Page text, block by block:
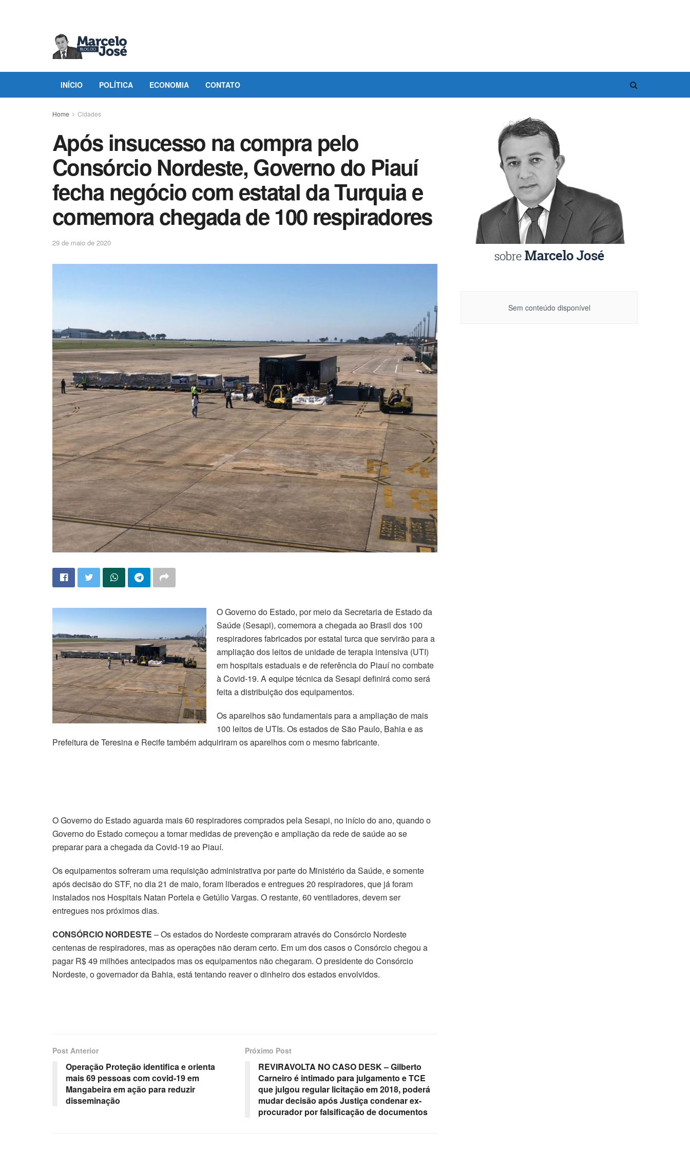
INÍCIO POLÍTICA ECONOMIA CONTATO
Home Cidades
Após insucesso na compra pelo
Consórcio Nordeste, Governo do Piauí
fecha negócio com estatal da Turquia e
comemora chegada de 100 respiradores
29 de maio de 2020
O Governo do Estado, por meio da Secretaria de Estado da
Saúde (Sesapi), comemora a chegada ao Brasil dos 100
respiradores fabricados por estatal turca que servirão para a
ampliação dos leitos de unidade de terapia intensiva (UTI)
em hospitais estaduais e de referência do Piauí no combate
à Covid-19. A equipe técnica da Sesapi definirá como será
feita a distribuição dos equipamentos.
Os aparelhos são fundamentais para a ampliação de mais
100 leitos de UTIs. Os estados de São Paulo, Bahia e as
Prefeitura de Teresina e Recife também adquiriram os aparelhos com o mesmo fabricante.
O Governo do Estado aguarda mais 60 respiradores comprados pela Sesapi, no início do ano, quando o
Governo do Estado começou a tomar medidas de prevenção e ampliação da rede de saúde ao se
preparar para a chegada da Covid-19 ao Piauí.
Os equipamentos sofreram uma requisição administrativa por parte do Ministério da Saúde, e somente
após decisão do STF, no dia 21 de maio, foram liberados e entregues 20 respiradores, que já foram
instalados nos Hospitais Natan Portela e Getúlio Vargas. O restante, 60 ventiladores, devem ser
entregues nos próximos dias.
CONSÓRCIO NORDESTE – Os estados do Nordeste compraram através do Consórcio Nordeste
centenas de respiradores, mas as operações não deram certo. Em um dos casos o Consórcio chegou a
pagar R$ 49 milhões antecipados mas os equipamentos não chegaram. O presidente do Consórcio
Nordeste, o governador da Bahia, está tentando reaver o dinheiro dos estados envolvidos.
Post Anterior
Operação Proteção identifica e orienta
mais 69 pessoas com covid-19 em
Mangabeira em ação para reduzir
disseminação
Próximo Post
REVIRAVOLTA NO CASO DESK – Gilberto
Carneiro é intimado para julgamento e TCE
que julgou regular licitação em 2018, poderá
mudar decisão após Justiça condenar ex-
procurador por falsificação de documentos
Sem conteúdo disponível